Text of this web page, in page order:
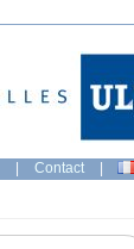
| Contact |